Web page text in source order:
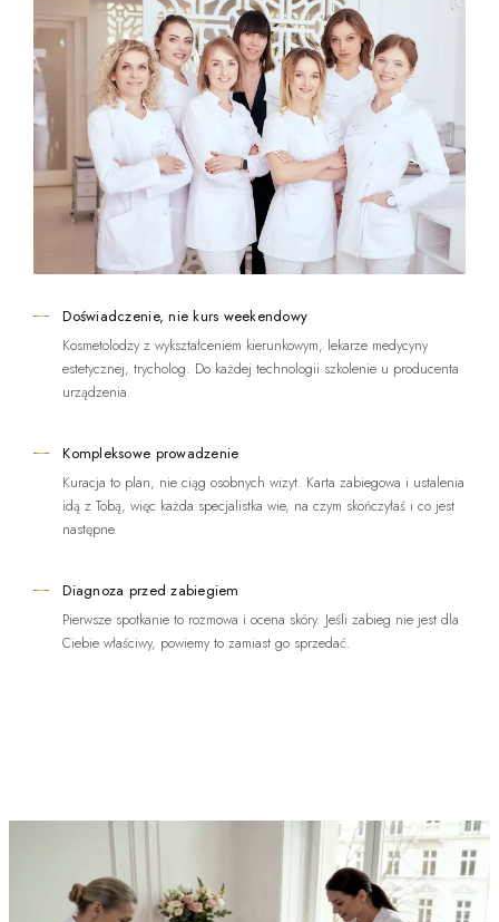
Doświadczenie, nie kurs weekendowy
Kosmetolodzy z wykształceniem kierunkowym, lekarze medycyny
estetycznej, trycholog. Do każdej technologii szkolenie u producenta
urządzenia.
Kompleksowe prowadzenie
Kuracja to plan, nie ciąg osobnych wizyt. Karta zabiegowa i ustalenia
idą z Tobą, więc każda specjalistka wie, na czym skończyłaś i co jest
następne.
Diagnoza przed zabiegiem
Pierwsze spotkanie to rozmowa i ocena skóry. Jeśli zabieg nie jest dla
Ciebie właściwy, powiemy to zamiast go sprzedać.